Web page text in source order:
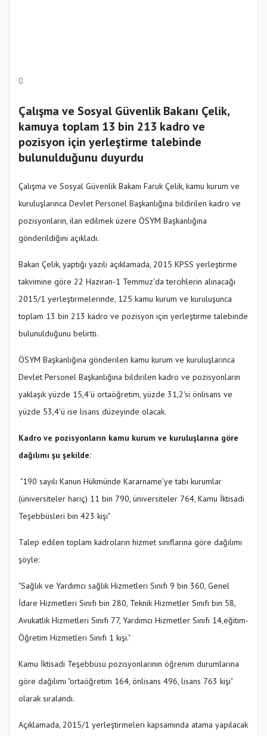
0
Çalışma ve Sosyal Güvenlik Bakanı Çelik,
kamuya toplam 13 bin 213 kadro ve
pozisyon için yerleştirme talebinde
bulunulduğunu duyurdu
Çalışma ve Sosyal Güvenlik Bakanı Faruk Çelik, kamu kurum ve
kuruluşlarınca Devlet Personel Başkanlığına bildirilen kadro ve
pozisyonların, ilan edilmek üzere ÖSYM Başkanlığına
gönderildiğini açıkladı.
Bakan Çelik, yaptığı yazılı açıklamada, 2015 KPSS yerleştirme
takvimine göre 22 Haziran-1 Temmuz'da tercihlerin alınacağı
2015/1 yerleştirmelerinde, 125 kamu kurum ve kuruluşunca
toplam 13 bin 213 kadro ve pozisyon için yerleştirme talebinde
bulunulduğunu belirtti.
ÖSYM Başkanlığına gönderilen kamu kurum ve kuruluşlarınca
Devlet Personel Başkanlığına bildirilen kadro ve pozisyonların
yaklaşık yüzde 15,4'ü ortaöğretim, yüzde 31,2'si önlisans ve
yüzde 53,4'ü ise lisans düzeyinde olacak.
Kadro ve pozisyonların kamu kurum ve kuruluşlarına göre
dağılımı şu şekilde:
"190 sayılı Kanun Hükmünde Kararname'ye tabi kurumlar
(üniversiteler hariç) 11 bin 790, üniversiteler 764, Kamu İktisadi
Teşebbüsleri bin 423 kişi"
Talep edilen toplam kadroların hizmet sınıflarına göre dağılımı
şöyle:
"Sağlık ve Yardımcı sağlık Hizmetleri Sınıfı 9 bin 360, Genel
İdare Hizmetleri Sınıfı bin 280, Teknik Hizmetler Sınıfı bin 58,
Avukatlık Hizmetleri Sınıfı 77, Yardımcı Hizmetler Sınıfı 14,eğitim-
Öğretim Hizmetleri Sınıfı 1 kişi."
Kamu İktisadi Teşebbüsü pozisyonlarının öğrenim durumlarına
göre dağılımı "ortaöğretim 164, önlisans 496, lisans 763 kişi"
olarak sıralandı.
Açıklamada, 2015/1 yerleştirmeleri kapsamında atama yapılacak